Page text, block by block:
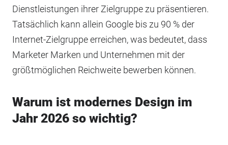
Dienstleistungen ihrer Zielgruppe zu präsentieren.
Tatsächlich kann allein Google bis zu 90 % der
Internet-Zielgruppe erreichen, was bedeutet, dass
Marketer Marken und Unternehmen mit der
größtmöglichen Reichweite bewerben können.
Warum ist modernes Design im
Jahr 2026 so wichtig?